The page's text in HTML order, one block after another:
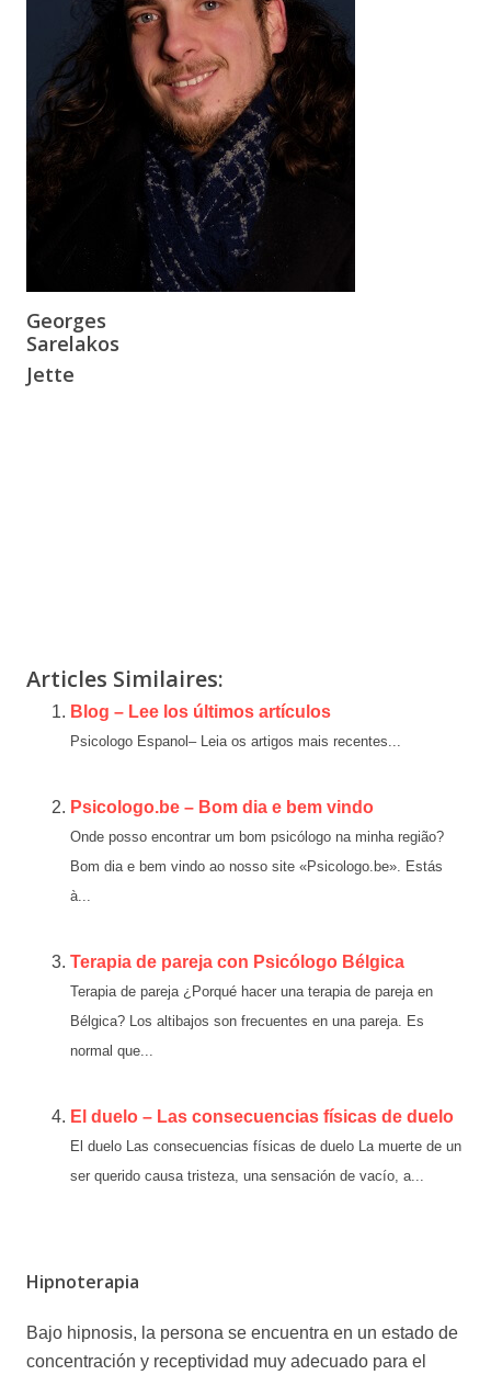
Georges
Sarelakos
Jette
Articles Similaires:
Blog – Lee los últimos artículos
Psicologo Espanol– Leia os artigos mais recentes...
Psicologo.be – Bom dia e bem vindo
Onde posso encontrar um bom psicólogo na minha região?
Bom dia e bem vindo ao nosso site «Psicologo.be». Estás
à...
Terapia de pareja con Psicólogo Bélgica
Terapia de pareja ¿Porqué hacer una terapia de pareja en
Bélgica? Los altibajos son frecuentes en una pareja. Es
normal que...
El duelo – Las consecuencias físicas de duelo
El duelo Las consecuencias físicas de duelo La muerte de un
ser querido causa tristeza, una sensación de vacío, a...
Hipnoterapia
Bajo hipnosis, la persona se encuentra en un estado de
concentración y receptividad muy adecuado para el